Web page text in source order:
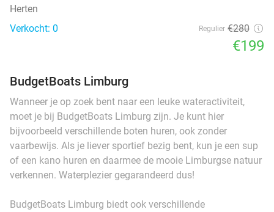
Herten
Verkocht: 0
Regulier €280
€199
BudgetBoats Limburg
Wanneer je op zoek bent naar een leuke wateractiviteit,
moet je bij BudgetBoats Limburg zijn. Je kunt hier
bijvoorbeeld verschillende boten huren, ook zonder
vaarbewijs. Als je liever sportief bezig bent, kun je een sup
of een kano huren en daarmee de mooie Limburgse natuur
verkennen. Waterplezier gegarandeerd dus!
BudgetBoats Limburg biedt ook verschillende